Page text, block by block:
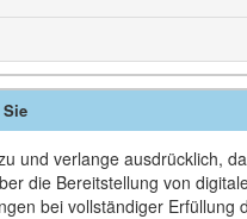
und verlange ausdrücklich,
die Bereitstellung von
bei vollständiger Erfüllung